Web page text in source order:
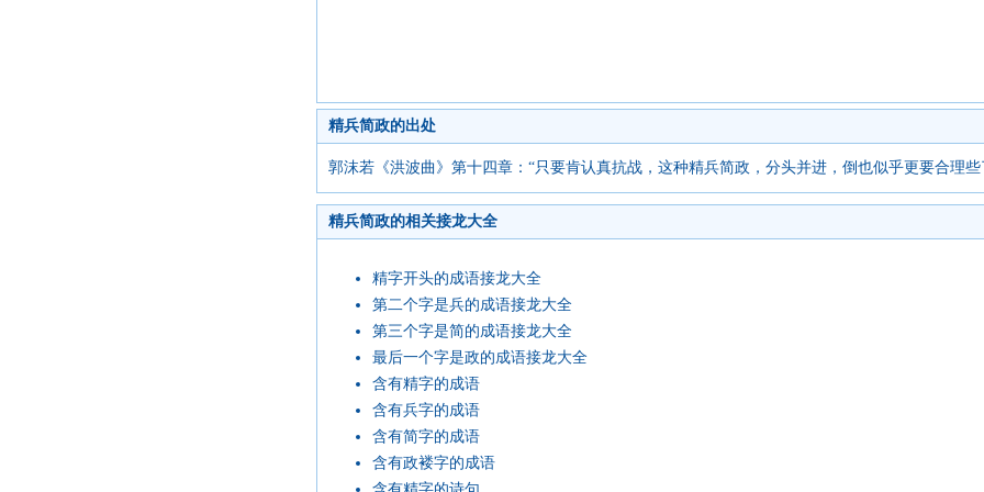
精兵简政的出处
郭沫若《洪波曲》第十四章：“只要肯认真抗战，这种精兵简政，分头并进，倒也似乎更要合理些
精兵简政的相关接龙大全
精字开头的成语接龙大全
第二个字是兵的成语接龙大全
第三个字是简的成语接龙大全
最后一个字是政的成语接龙大全
含有精字的成语
含有兵字的成语
含有简字的成语
含有政褛字的成语